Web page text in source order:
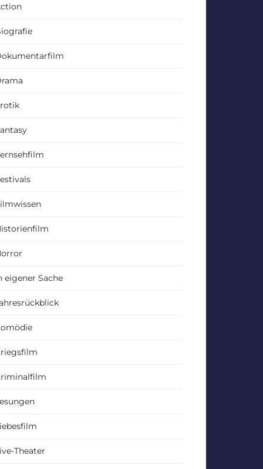
eigener Sache
Theater